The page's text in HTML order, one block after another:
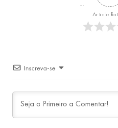
Article
Inscreva-se